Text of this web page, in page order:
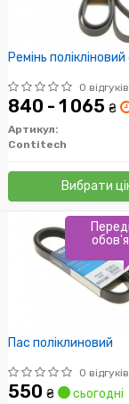
Ремінь
0 відгуків
840 - 1 065 ₴
Артикул:
Contitech
Вибрати
Пас поліклиновий
0 відгуків
550 ₴ сьогодні